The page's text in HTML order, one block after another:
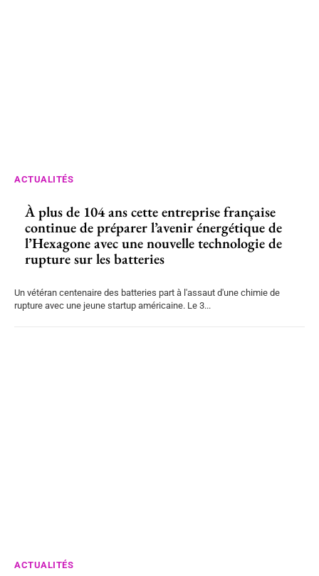
ACTUALITÉS
À plus de 104 ans cette entreprise française
continue de préparer l’avenir énergétique de
l’Hexagone avec une nouvelle technologie de
rupture sur les batteries
Un vétéran centenaire des batteries part à l'assaut d'une chimie de
rupture avec une jeune startup américaine. Le 3...
ACTUALITÉS